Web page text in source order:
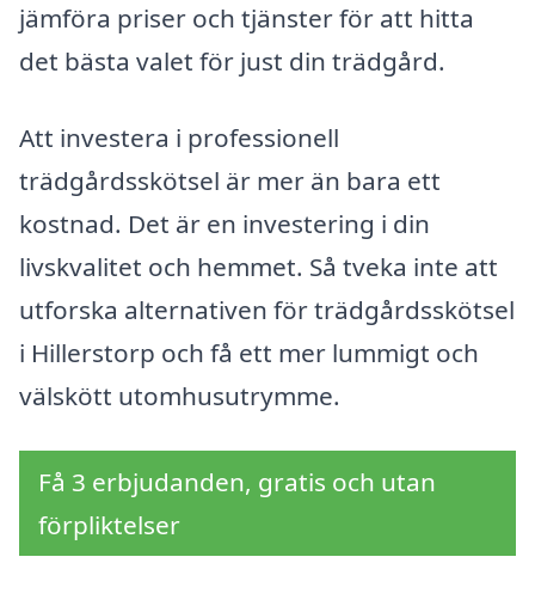
jämföra priser och tjänster för att hitta
det bästa valet för just din trädgård.
Att investera i professionell
trädgårdsskötsel är mer än bara ett
kostnad. Det är en investering i din
livskvalitet och hemmet. Så tveka inte att
utforska alternativen för trädgårdsskötsel
i Hillerstorp och få ett mer lummigt och
välskött utomhusutrymme.
Få 3 erbjudanden, gratis och utan
förpliktelser